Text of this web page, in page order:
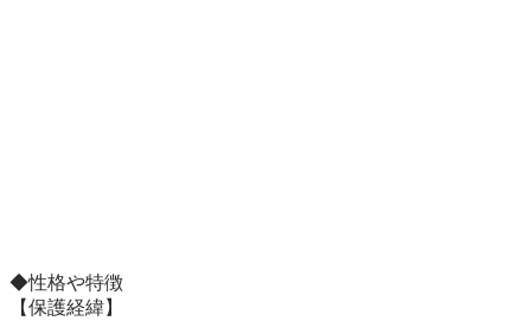
◆性格や特徴
【保護経緯】